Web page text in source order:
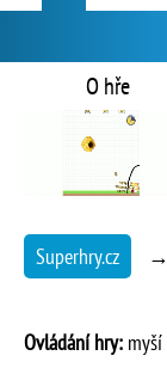
O hře
Superhry.cz →
Ovládání hry: myší